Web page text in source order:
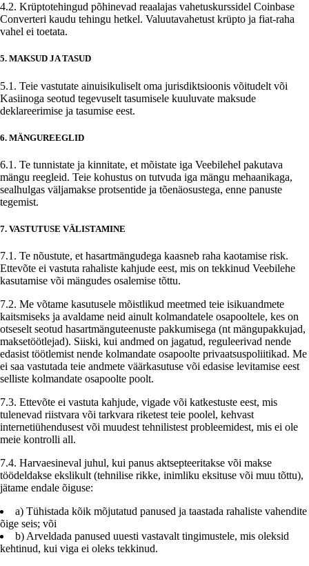
4.2. Krüptotehingud põhinevad reaalajas vahetuskurssidel Coinbase
Converteri kaudu tehingu hetkel. Valuutavahetust krüpto ja fiat-raha
vahel ei toetata.
5. MAKSUD JA TASUD
5.1. Teie vastutate ainuisikuliselt oma jurisdiktsioonis võitudelt või
Kasiinoga seotud tegevuselt tasumisele kuuluvate maksude
deklareerimise ja tasumise eest.
6. MÄNGUREEGLID
6.1. Te tunnistate ja kinnitate, et mõistate iga Veebilehel pakutava
mängu reegleid. Teie kohustus on tutvuda iga mängu mehaanikaga,
sealhulgas väljamakse protsentide ja tõenäosustega, enne panuste
tegemist.
7. VASTUTUSE VÄLISTAMINE
7.1. Te nõustute, et hasartmängudega kaasneb raha kaotamise risk.
Ettevõte ei vastuta rahaliste kahjude eest, mis on tekkinud Veebilehe
kasutamise või mängudes osalemise tõttu.
7.2. Me võtame kasutusele mõistlikud meetmed teie isikuandmete
kaitsmiseks ja avaldame neid ainult kolmandatele osapooltele, kes on
otseselt seotud hasartmänguteenuste pakkumisega (nt mängupakkujad,
maksetöötlejad). Siiski, kui andmed on jagatud, reguleerivad nende
edasist töötlemist nende kolmandate osapoolte privaatsuspoliitikad. Me
ei saa vastutada teie andmete väärkasutuse või edasise levitamise eest
selliste kolmandate osapoolte poolt.
7.3. Ettevõte ei vastuta kahjude, vigade või katkestuste eest, mis
tulenevad riistvara või tarkvara riketest teie poolel, kehvast
internetiühendusest või muudest tehnilistest probleemidest, mis ei ole
meie kontrolli all.
7.4. Harvaesineval juhul, kui panus aktsepteeritakse või makse
töödeldakse ekslikult (tehnilise rikke, inimliku eksituse või muu tõttu),
jätame endale õiguse:
a) Tühistada kõik mõjutatud panused ja taastada rahaliste vahendite
õige seis; või
b) Arveldada panused uuesti vastavalt tingimustele, mis oleksid
kehtinud, kui viga ei oleks tekkinud.